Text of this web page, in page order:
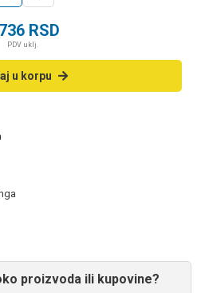
RSD
PDV uklj.
u korpu
proizvoda ili kupovine?